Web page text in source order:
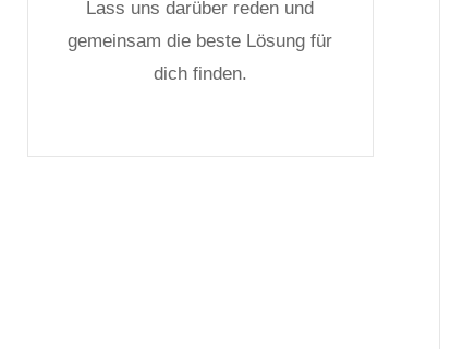
Lass uns darüber reden und
gemeinsam die beste Lösung für
dich finden.